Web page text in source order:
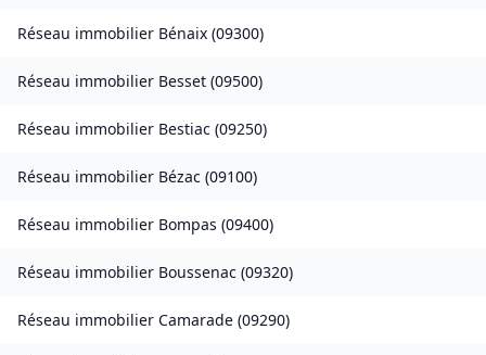
Réseau immobilier Bénaix (09300)
Réseau immobilier Besset (09500)
Réseau immobilier Bestiac (09250)
Réseau immobilier Bézac (09100)
Réseau immobilier Bompas (09400)
Réseau immobilier Boussenac (09320)
Réseau immobilier Camarade (09290)